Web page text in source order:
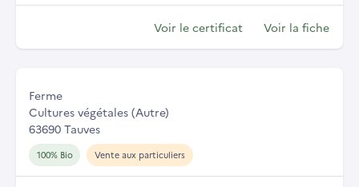
Voir le certificat Voir la fiche
Ferme
Cultures végétales (Autre)
63690 Tauves
100% Bio Vente aux particuliers